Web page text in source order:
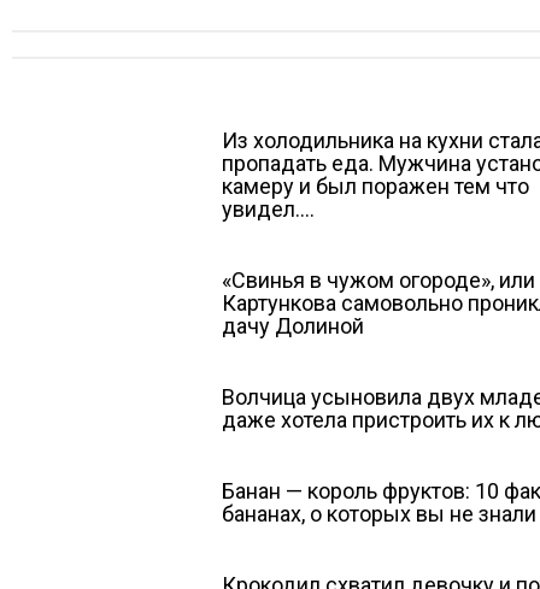
Из холодильника на кухни
пропадать еда. Мужчина
камеру и был поражен тем что
увидел….
«Свинья в чужом огороде», или
Картункова самовольно
дачу Долиной
Волчица усыновила двух
даже хотела пристроить их к
Банан — король фруктов: 10
бананах, о которых вы не знали